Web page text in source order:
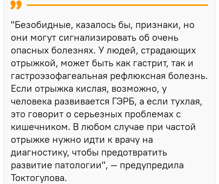
"Безобидные, казалось бы, признаки, но
они могут сигнализировать об очень
опасных болезнях. У людей, страдающих
отрыжкой, может быть как гастрит, так и
гастроэзофагеальная рефлюксная болезнь.
Если отрыжка кислая, возможно, у
человека развивается ГЭРБ, а если тухлая,
это говорит о серьезных проблемах с
кишечником. В любом случае при частой
отрыжке нужно идти к врачу на
диагностику, чтобы предотвратить
развитие патологии", — предупредила
Токтогулова.